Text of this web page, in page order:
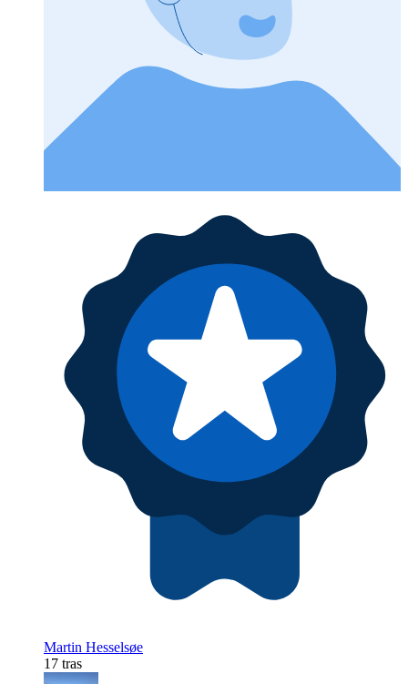
Martin Hesselsøe
17 tras